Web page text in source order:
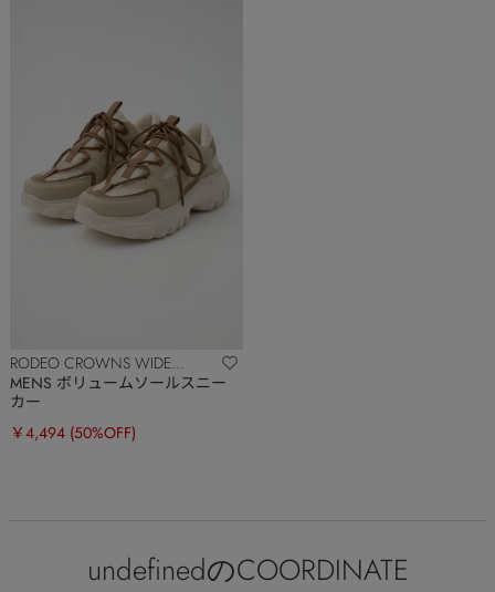
RODEO CROWNS WIDE
BOWL
MENS ボリュームソールスニー
カー
￥4,494 (50%OFF)
undefinedのCOORDINATE